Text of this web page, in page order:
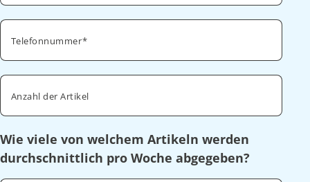
Telefonnummer
Anzahl der Artikel
Wie viele von welchem Artikeln werden
durchschnittlich pro Woche abgegeben?